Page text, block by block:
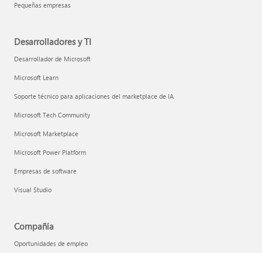
Pequeñas empresas
Desarrolladores y TI
Desarrollador de Microsoft
Microsoft Learn
Soporte técnico para aplicaciones del marketplace de IA
Microsoft Tech Community
Microsoft Marketplace
Microsoft Power Platform
Empresas de software
Visual Studio
Compañía
Oportunidades de empleo